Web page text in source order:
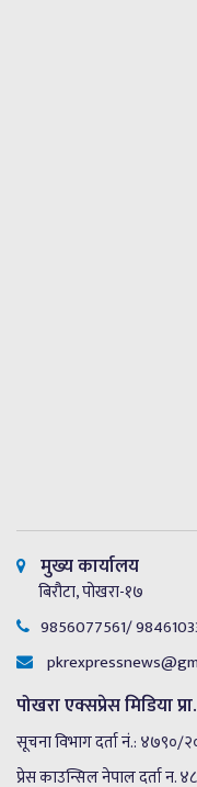
२०८३ असार
कास्की
मुख्य कार्यालय
बिरौटा, पोखरा-१७
9856077561/
पोखरा एक्सप्रेस मिडिया
सूचना विभाग दर्ता नं.: ४७९०/
प्रेस काउन्सिल नेपाल दर्ता न.